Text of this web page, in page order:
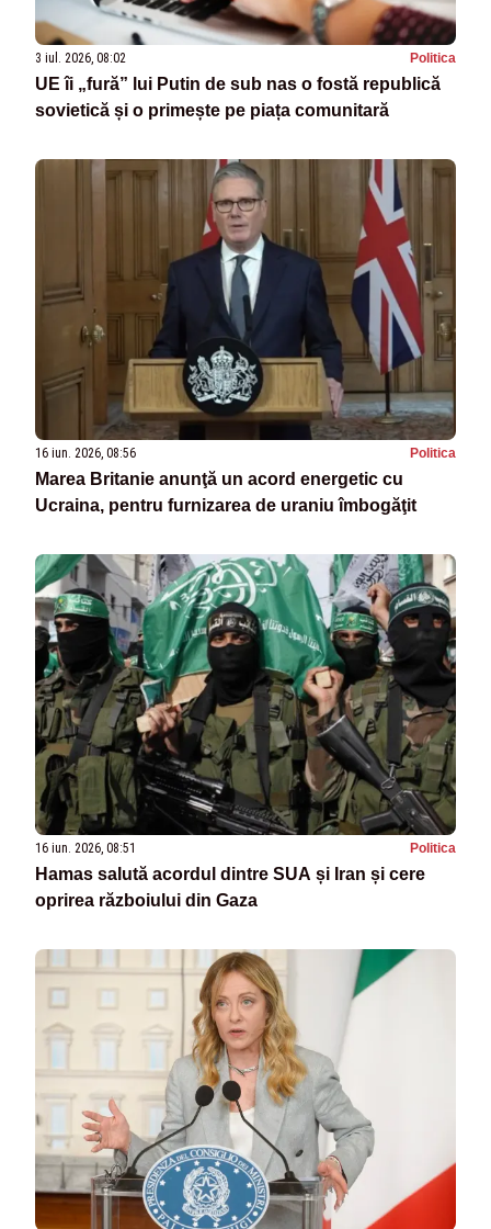
3 iul. 2026, 08:02 Politica
UE îi „fură” lui Putin de sub nas o fostă republică
sovietică și o primește pe piața comunitară
16 iun. 2026, 08:56 Politica
Marea Britanie anunţă un acord energetic cu
Ucraina, pentru furnizarea de uraniu îmbogăţit
16 iun. 2026, 08:51 Politica
Hamas salută acordul dintre SUA și Iran și cere
oprirea războiului din Gaza